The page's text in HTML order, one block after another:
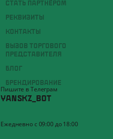
СТАТЬ ПАРТНЁРОМ
РЕКВИЗИТЫ
КОНТАКТЫ
ВЫЗОВ ТОРГОВОГО
ПРЕДСТАВИТЕЛЯ
БЛОГ
БРЕНДИРОВАНИЕ
Пишите в Телеграм
YANSKZ_BOT
Ежедневно с 09:00 до 18:00